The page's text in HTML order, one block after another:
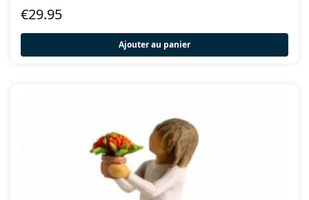
€29.95
Ajouter au panier